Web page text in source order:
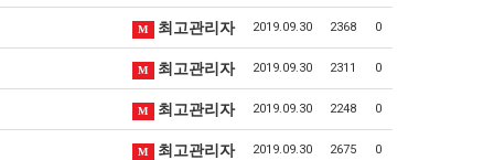
M 최고관리자 2019.09.30 2368 0
M 최고관리자 2019.09.30 2311 0
M 최고관리자 2019.09.30 2248 0
M 최고관리자 2019.09.30 2675 0